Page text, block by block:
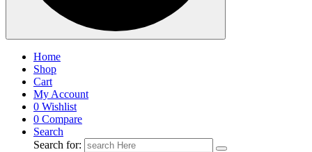
Home
Shop
Cart
My Account
0 Wishlist
0 Compare
Search
Search for: